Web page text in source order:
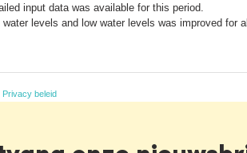
input data was available for this period.
levels and low water levels was improved
Privacy beleid